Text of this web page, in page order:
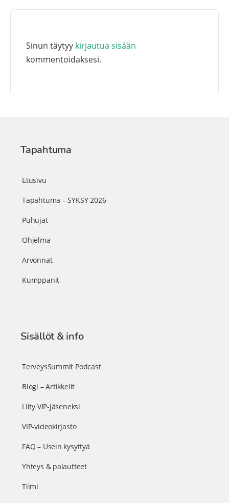
Sinun täytyy kirjautua sisään
kommentoidaksesi.
Tapahtuma
Etusivu
Tapahtuma – SYKSY 2026
Puhujat
Ohjelma
Arvonnat
Kumppanit
Sisällöt & info
TerveysSummit Podcast
Blogi – Artikkelit
Liity VIP-jäseneksi
VIP-videokirjasto
FAQ – Usein kysyttyä
Yhteys & palautteet
Tiimi